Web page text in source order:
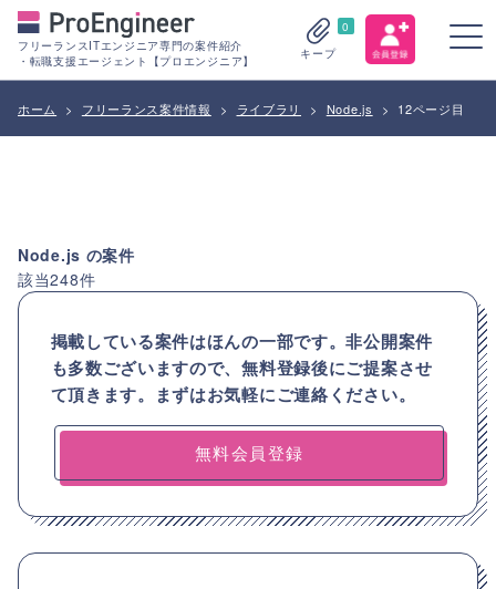
フリーランスITエンジニア専門の案件紹介
・転職支援エージェント【プロエンジニア】
0
キープ
ホーム > フリーランス案件情報 > ライブラリ > Node.js > 12ページ目
Node.js の案件
該当248件
掲載している案件はほんの一部です。非公開案件
も多数ございますので、無料登録後にご提案させ
て頂きます。まずはお気軽にご連絡ください。
無料会員登録